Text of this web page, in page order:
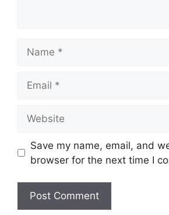
Save my name, email, and
browser for the next time I